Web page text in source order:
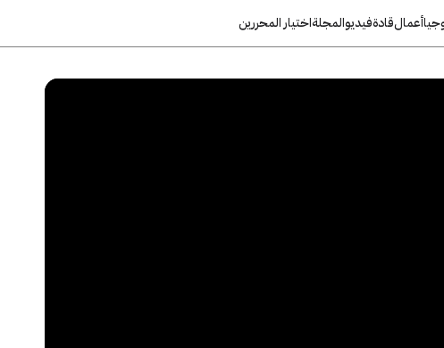
أعمالقادةفيديوالمجلةاختيار المحررين